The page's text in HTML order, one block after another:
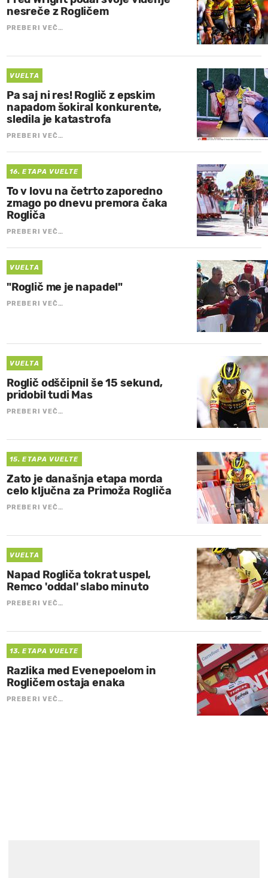
nesreče z Rogličem
PREBERI VEČ…
VUELTA
Pa saj ni res! Roglič z epskim
napadom šokiral konkurente,
sledila je katastrofa
PREBERI VEČ…
16. ETAPA VUELTE
To v lovu na četrto zaporedno
zmago po dnevu premora čaka
Rogliča
PREBERI VEČ…
VUELTA
"Roglič me je napadel"
PREBERI VEČ…
VUELTA
Roglič odščipnil še 15 sekund,
pridobil tudi Mas
PREBERI VEČ…
15. ETAPA VUELTE
Zato je današnja etapa morda
celo ključna za Primoža Rogliča
PREBERI VEČ…
VUELTA
Napad Rogliča tokrat uspel,
Remco 'oddal' slabo minuto
PREBERI VEČ…
13. ETAPA VUELTE
Razlika med Evenepoelom in
Rogličem ostaja enaka
PREBERI VEČ…